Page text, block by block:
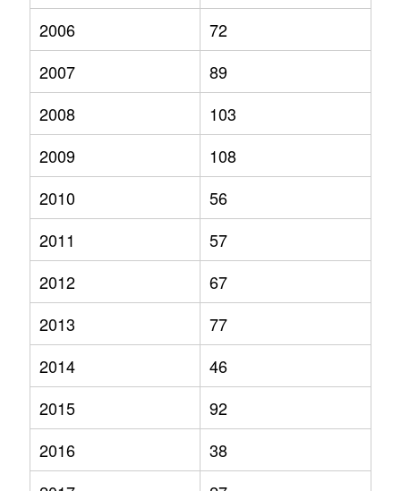
2006
72
2007
89
2008
103
2009
108
2010
56
2011
57
2012
67
2013
77
2014
46
2015
92
2016
38